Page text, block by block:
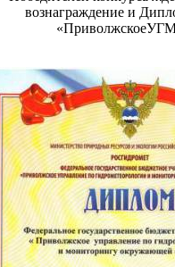
вознаграждение и